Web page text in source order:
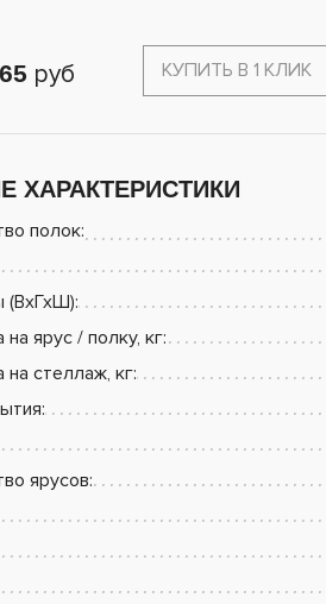
руб КУПИТЬ В 1 КЛИК
ХАРАКТЕРИСТИКИ
полок:
(ВхГхШ):
на ярус / полку, кг:
на стеллаж, кг:
ярусов: